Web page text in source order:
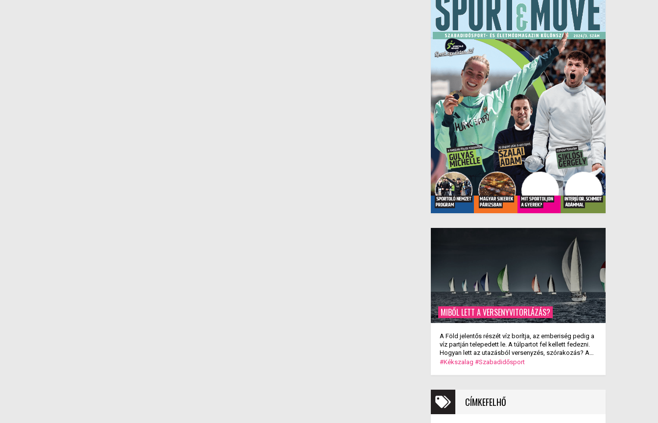
MIBŐL LETT A VERSENYVITORLÁZÁS?
A Föld jelentős részét víz borítja, az emberiség pedig a
víz partján telepedett le. A túlpartot fel kellett fedezni.
Hogyan lett az utazásból versenyzés, szórakozás? A
versenyvitorlázás kialakulása.
#Kékszalag #Szabadidősport
CÍMKEFELHŐ